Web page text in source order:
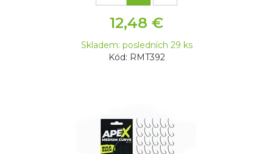
12,48 €
Skladem: posledních 29 ks
Kód: RMT392